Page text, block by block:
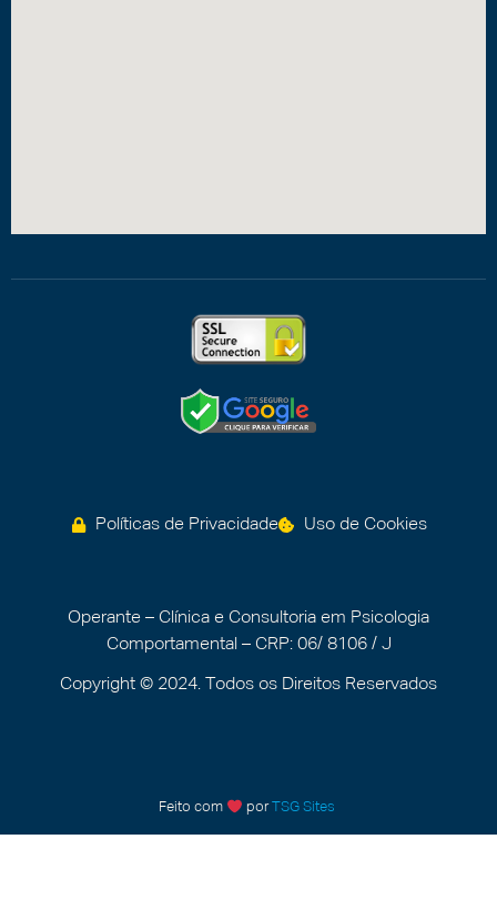
Políticas de Privacidade Uso de Cookies
Operante – Clínica e Consultoria em Psicologia
Comportamental – CRP: 06/ 8106 / J
Copyright © 2024. Todos os Direitos Reservados
Feito com por TSG Sites